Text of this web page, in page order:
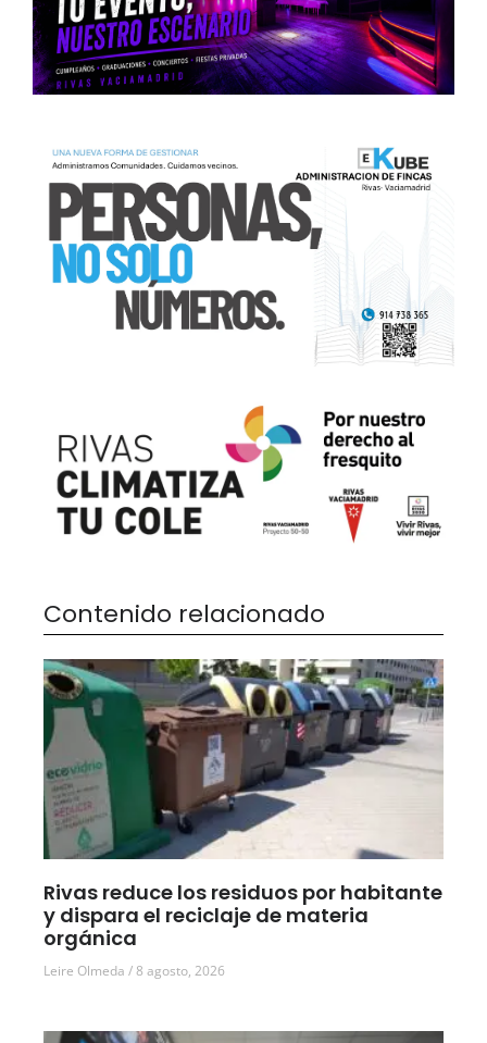
Contenido relacionado
Rivas reduce los residuos por habitante
y dispara el reciclaje de materia
orgánica
Leire Olmeda 8 agosto, 2026